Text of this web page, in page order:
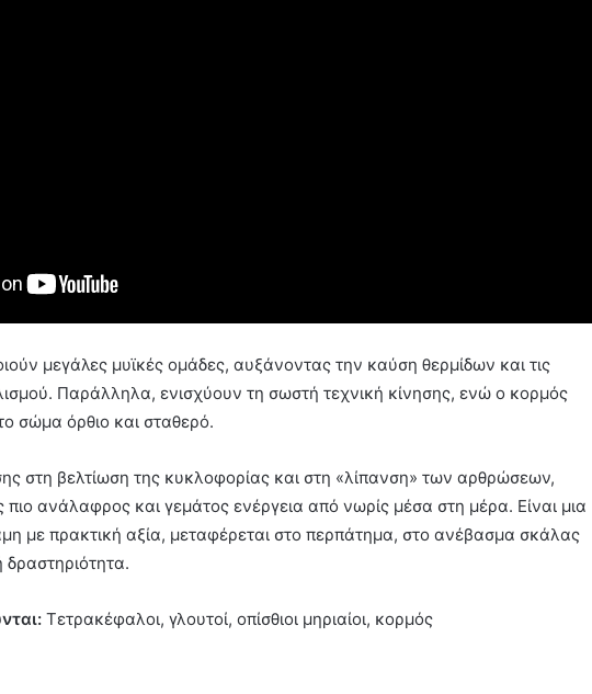
μεγάλες μυϊκές ομάδες, αυξάνοντας την καύση θερμίδων και τις
Παράλληλα, ενισχύουν τη σωστή τεχνική κίνησης, ενώ ο κορμός
σώμα όρθιο και σταθερό.
στη βελτίωση της κυκλοφορίας και στη «λίπανση» των αρθρώσεων,
πιο ανάλαφρος και γεμάτος ενέργεια από νωρίς μέσα στη μέρα. Είναι μια
με πρακτική αξία, μεταφέρεται στο περπάτημα, στο ανέβασμα σκάλας
δραστηριότητα.
Τετρακέφαλοι, γλουτοί, οπίσθιοι μηριαίοι, κορμός